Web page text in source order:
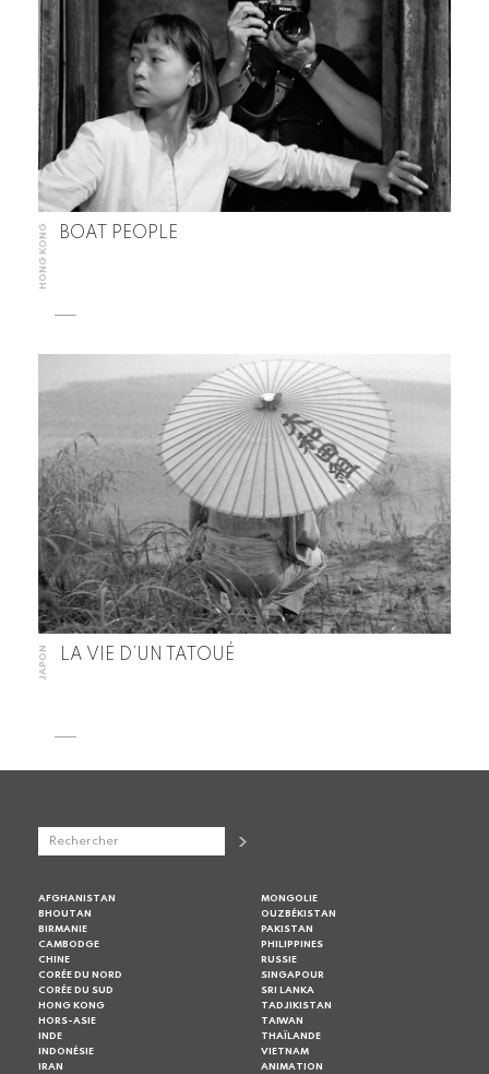
HONG KONG BOAT PEOPLE
JAPON LA VIE D’UN TATOUÉ
AFGHANISTAN
BHOUTAN
BIRMANIE
CAMBODGE
CHINE
CORÉE DU NORD
CORÉE DU SUD
HONG KONG
HORS-ASIE
INDE
INDONÉSIE
IRAN
MONGOLIE
OUZBÉKISTAN
PAKISTAN
PHILIPPINES
RUSSIE
SINGAPOUR
SRI LANKA
TADJIKISTAN
TAIWAN
THAÏLANDE
VIETNAM
ANIMATION